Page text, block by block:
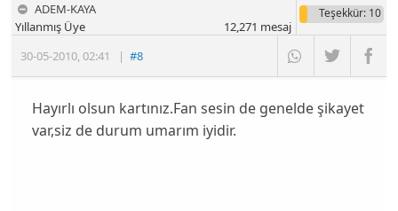
ADEM-KAYA
30-05-2010,02:41 |#8
Yıllanmış Üye
Teşekkür: 10
12,271 mesaj
Hayırlı olsun kartınız.Fan sesin de genelde şikayet
var,siz de durum umarım iyidir.